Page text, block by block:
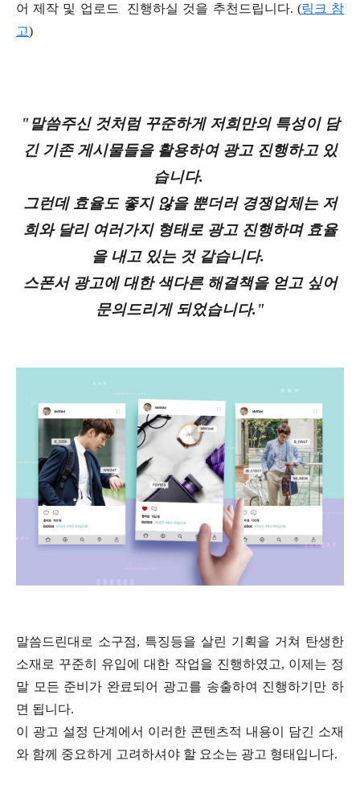
어 제작 및 업로드 진행하실 것을 추천드립니다. (링크 참
고)
"말씀주신 것처럼 꾸준하게 저희만의 특성이 담
긴 기존 게시물들을 활용하여 광고 진행하고 있
습니다.
그런데 효율도 좋지 않을 뿐더러 경쟁업체는 저
희와 달리 여러가지 형태로 광고 진행하며 효율
을 내고 있는 것 같습니다.
스폰서 광고에 대한 색다른 해결책을 얻고 싶어
문의드리게 되었습니다."
말씀드린대로 소구점, 특징등을 살린 기획을 거쳐 탄생한
소재로 꾸준히 유입에 대한 작업을 진행하였고, 이제는 정
말 모든 준비가 완료되어 광고를 송출하여 진행하기만 하
면 됩니다.
이 광고 설정 단계에서 이러한 콘텐츠적 내용이 담긴 소재
와 함께 중요하게 고려하셔야 할 요소는 광고 형태입니다.